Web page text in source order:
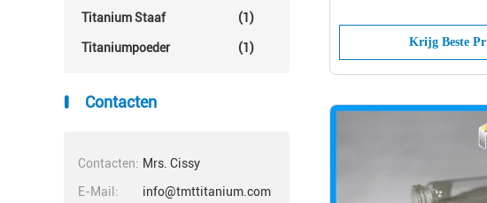
Titanium Staaf (1)
Titaniumpoeder (1)
Contacten
Contacten: Mrs. Cissy
E-Mail:
info@tmttitanium.com
Krijg Beste